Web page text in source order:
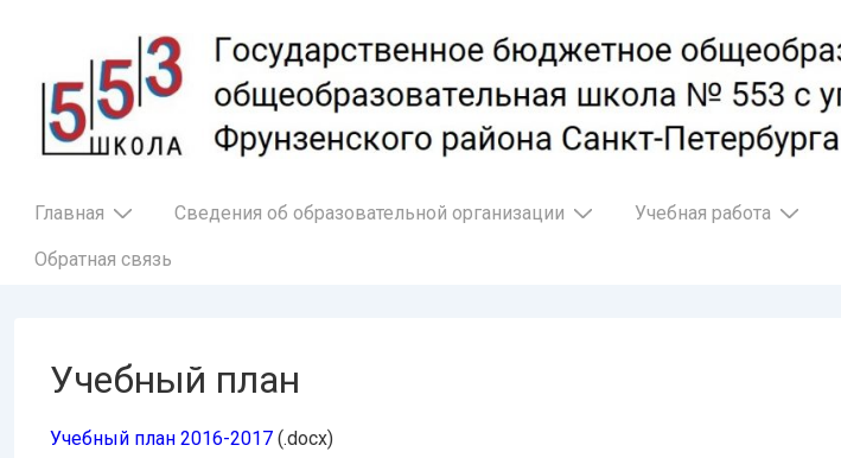
основному
содержимому
Основная
Главная Сведения об образовательной организации Учебная работа
Обратная связь
Учебный план
Учебный план 2016-2017 (.docx)